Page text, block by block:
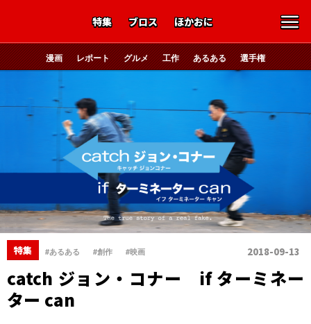
特集 ブロス ほかおに
漫画 レポート グルメ 工作 あるある 選手権
特集 #あるある #創作 #映画 2018-09-13
catch ジョン・コナー if ターミネー
ター can